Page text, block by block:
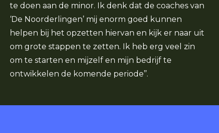
te doen aan de minor. Ik denk dat de coaches van
‘De Noorderlingen’ mij enorm goed kunnen
helpen bij het opzetten hiervan en kijk er naar uit
om grote stappen te zetten. Ik heb erg veel zin
om te starten en mijzelf en mijn bedrijf te
ontwikkelen de komende periode’’.